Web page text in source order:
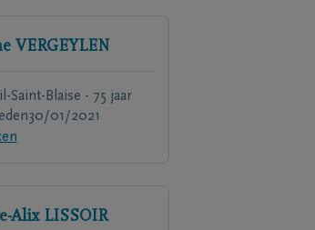
VERGEYLEN
Saint-Blaise - 75 jaar
30/01/2021
Alix LISSOIR